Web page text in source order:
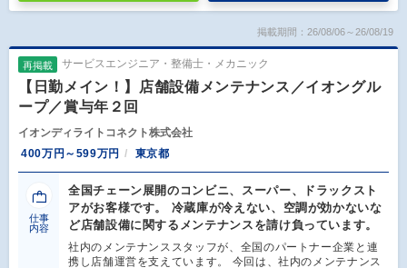
掲載期間：26/08/06～26/08/19
再掲載 サービスエンジニア・整備士・メカニック
【日勤メイン！】店舗設備メンテナンス／イオングル
ープ／賞与年２回
イオンディライトコネクト株式会社
400万円～599万円
東京都
仕事
内容
全国チェーン展開のコンビニ、スーパー、ドラックスト
アがお客様です。 冷蔵庫が冷えない、空調が効かないな
ど店舗設備に関するメンテナンスを請け負っています。
社内のメンテナンススタッフが、全国のパートナー企業と連
携し店舗運営を支えています。 今回は、社内のメンテナンス